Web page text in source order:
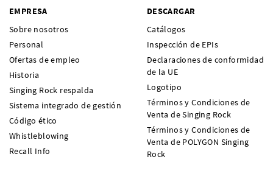
EMPRESA
Sobre nosotros
Personal
Ofertas de empleo
Historia
Singing Rock respalda
Sistema integrado de gestión
Código ético
Whistleblowing
Recall Info
DESCARGAR
Catálogos
Inspección de EPIs
Declaraciones de conformidad
de la UE
Logotipo
Términos y Condiciones de
Venta de Singing Rock
Términos y Condiciones de
Venta de POLYGON Singing
Rock